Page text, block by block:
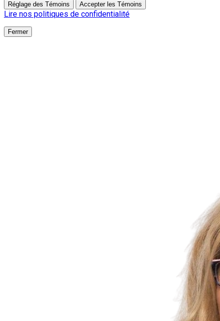
Réglage des Témoins Accepter les Témoins
Lire nos politiques de confidentialité
Fermer